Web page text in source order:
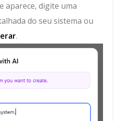
aparece, digite uma
do seu sistema ou
.